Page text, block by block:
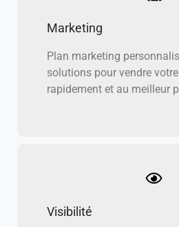
Marketing
Plan marketing
solutions pour vendre
rapidement et au meilleur
Visibilité